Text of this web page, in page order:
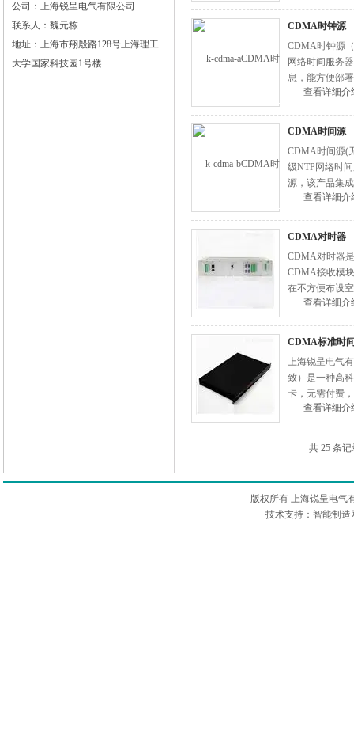
公司：上海锐呈电气有限公司
联系人：魏元栋
地址：上海市翔殷路128号上海理工
大学国家科技园1号楼
CDMA时钟源
CDMA时钟源
网络时间服务
息，能方便部
外，因为
查看详细介
CDMA时间源
CDMA时间源(
级NTP网络时
源，该产品集
有CDMA信号
查看详细介
CDMA对时器
CDMA对时器
CDMA接收模
在不方便布设
对设备的破坏。
查看详细介
CDMA标准时
上海锐呈电气
致）是一种高
卡，无需付费
设备的损坏。
查看详细介
共 25 条
版权所有 上海锐呈电气
技术支持：智能制造